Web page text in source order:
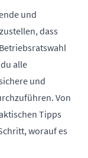
und
dass
alle
und
Von
Tipps
worauf es